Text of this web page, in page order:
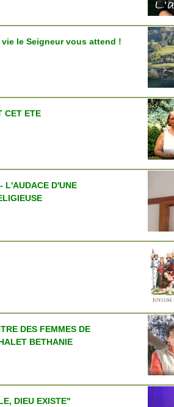
le Seigneur vous attend !
CET ETE
L'AUDACE D'UNE
DES FEMMES DE
BETHANIE
DIEU EXISTE"